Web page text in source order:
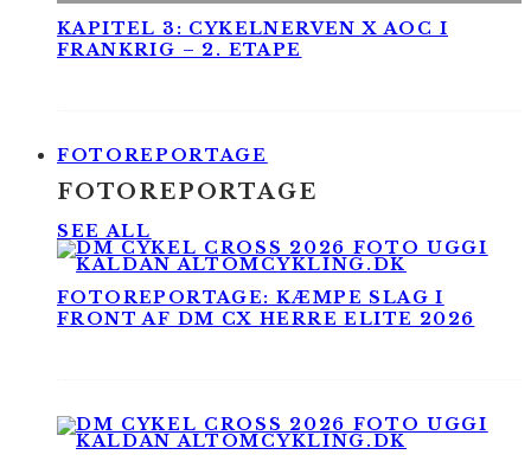
KAPITEL 3: CYKELNERVEN X AOC I
FRANKRIG – 2. ETAPE
FOTOREPORTAGE
FOTOREPORTAGE
SEE ALL
FOTOREPORTAGE: KÆMPE SLAG I
FRONT AF DM CX HERRE ELITE 2026